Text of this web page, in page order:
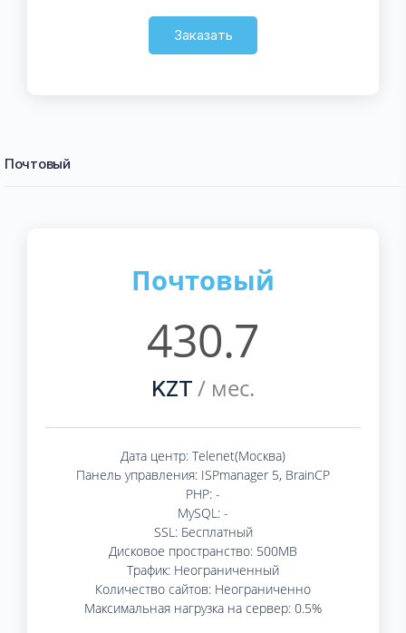
Заказать
Почтовый
Почтовый
430.7
KZT / мес.
Дата центр: Telenet(Москва)
Панель управления: ISPmanager 5, BrainCP
PHP: -
MySQL: -
SSL: Бесплатный
Дисковое пространство: 500MB
Трафик: Неограниченный
Количество сайтов: Неограниченно
Максимальная нагрузка на сервер: 0.5%